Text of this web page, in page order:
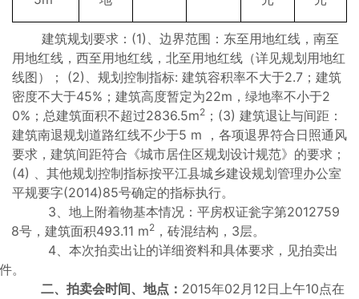
建筑规划要求：(1)、边界范围：东至用地红线，南至
用地红线，西至用地红线，北至用地红线（详见规划用地红
线图）； (2)、规划控制指标: 建筑容积率不大于2.7；建筑
密度不大于45%；建筑高度暂定为22m，绿地率不小于2
0%；总建筑面积不超过2836.5m2 ；(3) 建筑退让与间距：
建筑南退规划道路红线不少于5 m ，各项退界符合日照通风
要求，建筑间距符合《城市居住区规划设计规范》的要求；
(4) 、其他规划控制指标按平江县城乡建设规划管理办公室
平规要字(2014)85号确定的指标执行。
3、地上附着物基本情况：平房权证瓮字第2012759
8号，建筑面积493.11 m2，砖混结构，3层。
4、本次拍卖出让的详细资料和具体要求，见拍卖出
。
二、拍卖会时间、地点 ： 2015年02月12日上午10点在